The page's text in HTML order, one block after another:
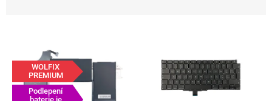
WOLFIX
PREMIUM
Podlepení